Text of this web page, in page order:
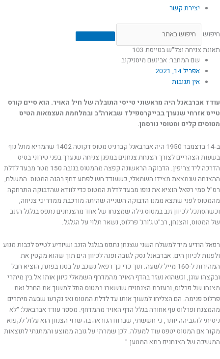
יצירת קשר
חיפוש
תאונת צניחה וצל"ש בטייסת 103
שם המחבר: אבינעם מיסניקוב
אפריל 14, 2021
אין תגובות
עודד אברבאנל היה מראשוני טייסי התובלה של חיל האויר. הוא סיים קורס
טייס אזרחי שנערך בבייקרספילד שבארה"ב ובמלחמת העצמאות הטיס
מטוסים קלים ומטוסי נורסמן.
ב-14 בדצמבר 1950 היה אברבאנל קברניט מטוס דקוטה 1402 שהמריא מתל נוף
בשעות הצהריים לצורך הצנחת צנחנים במפגן צניחה שנערך בפני טירוני בסיס
הדרכה ליד צריפין. הדבוקה הראשונה קפצה מהמטוס בגובה 150 מטר מבעד לדלת
ההצנחה שנמצאת מצידו השמאלי, כשעודד חש לפתע דחף בהגה המטוס. המשלח,
רס"ל סמי רפאל הוציא את גופו מבעד לדלת המטוס כדי לוודא שהדבוקה התרחקה
מהמטוס לפני שתצא ממנו הדבוקה השנייה שהיתה מורכבת ממדריכי צניחה,
וכשהסתכל לכיוון זנב במטוס גילה שמצנחו של אחד מהצנחנים נתפס בגלגל הזנב
של המטוס, והצנחן, רב"ט ג'ורג' פרלוס, נשאר תלוי על הגלגל.
רפאל הודיע מיד למשלח השני שצנחן נתפס בגלגל הזנב ושיודיע לטייס לכבות מנוע
ולפנות לכיוון הים. אברבאנל נסק לגובה ופנה לכיוון הים תוך שהוא מקטין את
המהירות ל-160 מייל לשעה. תוך כדי כך רפאל נשכב על בטנו בפתח, הוציא חבל
ובקצהו עוגן, וכשהוא נעזר בהדף האויר מהמדחף השמאלי כיוון אותו אל בין מיתרי
מצנחו של פרלוס, ובעזרת הצנחנים שנשארו במטוס החל למשוך את החבל ואת
פרלוס פנימה. הם הצליחו למשוך אותו עד לדלת המטוס ואז נקרעו שבעה מיתרים
מהמצנח ופרלוס עף אחורה בגלל הדף האויר מהמדחף. מספר עודד אברבאנל: "לא
ניסיתי להגביהה יותר, כי חששתי, שברוח הנוראה בה שרוי הצנחן הוא עלול לקפוא
מקור אם המטוס יטפס עוד למעלה. לכן שמרתי על גובה ממוצע והמתנתי לתוצאות
המשיכה של הצנחנים בתא המטען."